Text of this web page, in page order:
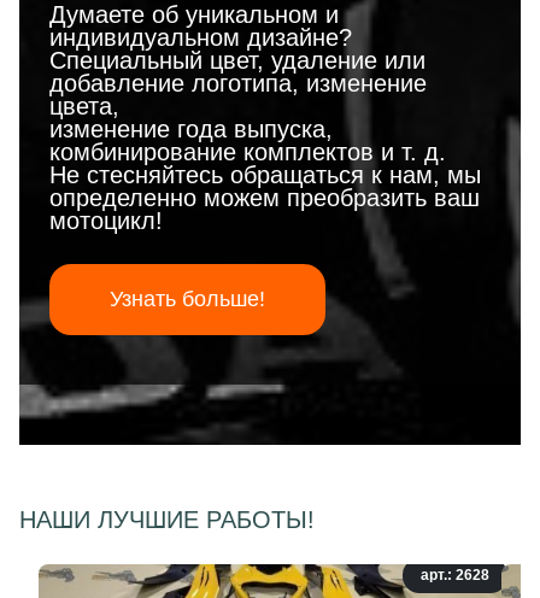
Думаете об уникальном и
индивидуальном дизайне?
Специальный цвет, удаление или
добавление логотипа, изменение
цвета,
изменение года выпуска,
комбинирование комплектов и т. д.
Не стесняйтесь обращаться к нам, мы
определенно можем преобразить ваш
мотоцикл!
Узнать больше!
НАШИ ЛУЧШИЕ РАБОТЫ!
арт.: 2628